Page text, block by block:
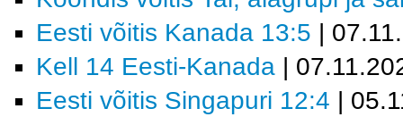
Eesti võitis Kanada 13:5 |
Kell 14 Eesti-Kanada |
Eesti võitis Singapuri 12:4 |